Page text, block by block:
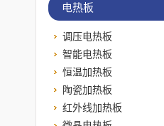
电热板
调压电热板
智能电热板
恒温加热板
陶瓷加热板
红外线加热板